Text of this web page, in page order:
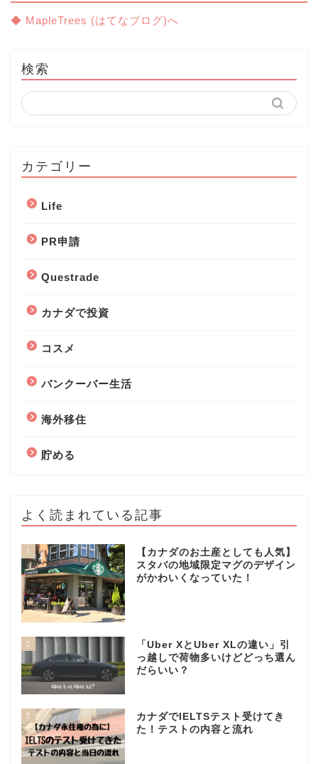
◆ MapleTrees (はてなブログ)へ
検索
カテゴリー
Life
PR申請
Questrade
カナダで投資
コスメ
バンクーバー生活
海外移住
貯める
よく読まれている記事
1
【カナダのお土産としても人気】
スタバの地域限定マグのデザイン
がかわいくなっていた！
2
「Uber XとUber XLの違い」引
っ越しで荷物多いけどどっち選ん
だらいい？
3
カナダでIELTSテスト受けてき
た！テストの内容と流れ